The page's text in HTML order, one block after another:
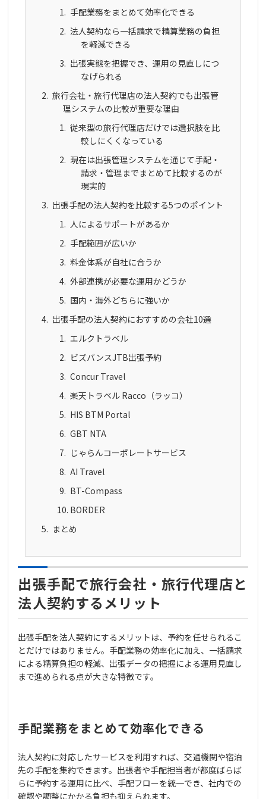
手配業務をまとめて効率化できる
法人契約なら一括請求で精算業務の負担
を軽減できる
出張実態を把握でき、運用の見直しにつ
なげられる
旅行会社・旅行代理店の法人契約でも出張管
理システムの比較が重要な理由
従来型の旅行代理店だけでは選択肢を比
較しにくくなっている
現在は出張管理システムを通じて手配・
請求・管理までまとめて比較するのが
現実的
出張手配の法人契約を比較する5つのポイント
人によるサポートがあるか
手配範囲が広いか
料金体系が自社に合うか
外部連携が必要な運用かどうか
国内・海外どちらに強いか
出張手配の法人契約におすすめの会社10選
エルクトラベル
ビズバンスJTB出張予約
Concur Travel
楽天トラベル Racco（ラッコ）
HIS BTM Portal
GBT NTA
じゃらんコーポレートサービス
AI Travel
BT-Compass
BORDER
まとめ
出張手配で旅行会社・旅行代理店と
法人契約するメリット
出張手配を法人契約にするメリットは、予約を任せられるこ
とだけではありません。手配業務の効率化に加え、一括請求
による精算負担の軽減、出張データの把握による運用見直し
まで進められる点が大きな特徴です。
手配業務をまとめて効率化できる
法人契約に対応したサービスを利用すれば、交通機関や宿泊
先の手配を集約できます。出張者や手配担当者が都度ばらば
らに予約する運用に比べ、手配フローを統一でき、社内での
確認や調整にかかる負担も抑えられます。